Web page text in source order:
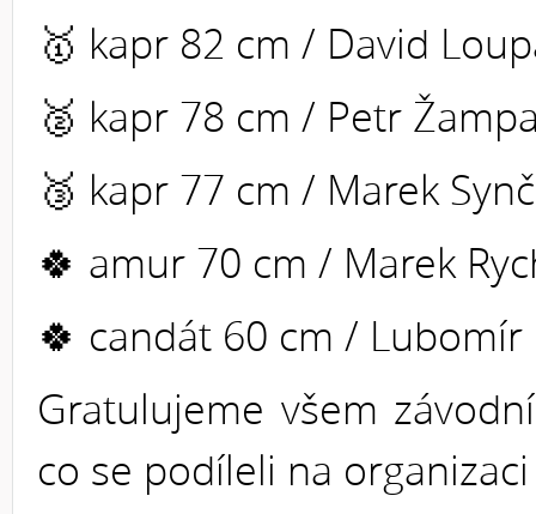
🥇 kapr 82 cm / David
🥈 kapr 78 cm / Petr
🥉 kapr 77 cm / Marek
🍀 amur 70 cm / Marek
🍀 candát 60 cm / Lubomír
Gratulujeme všem
co se podíleli na